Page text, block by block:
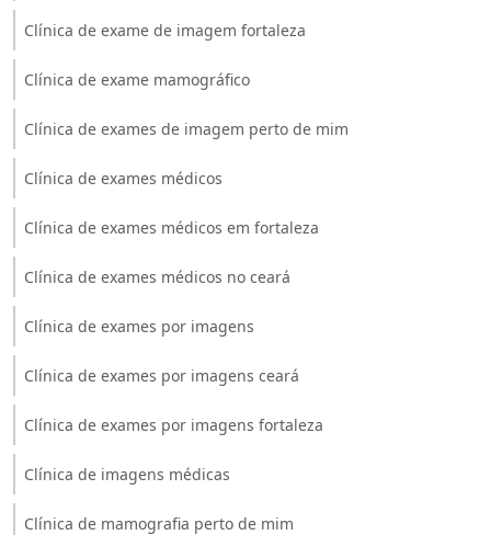
Clínica de exame de imagem fortaleza
Clínica de exame mamográfico
Clínica de exames de imagem perto de mim
Clínica de exames médicos
Clínica de exames médicos em fortaleza
Clínica de exames médicos no ceará
Clínica de exames por imagens
Clínica de exames por imagens ceará
Clínica de exames por imagens fortaleza
Clínica de imagens médicas
Clínica de mamografia perto de mim